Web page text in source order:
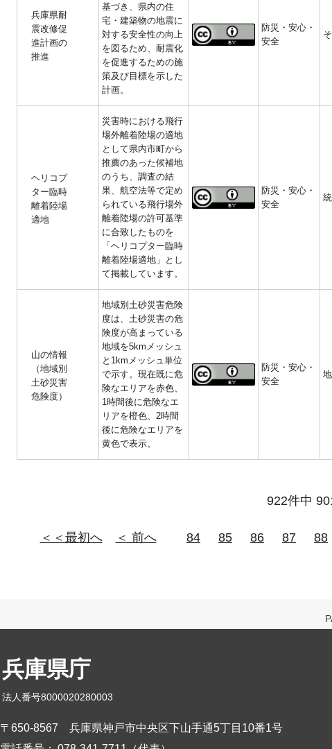
兵庫県耐
震改修促
進計画の
推進
基づき、県内の住
宅・建築物の地震に
対する安全性の向上
を図るため、耐震化
を促進するための施
策及び目標を示した
計画。
防災・安心・
安全
ヘリコプ
ター臨時
離着陸場
適地
災害時における飛行
場外離着陸場の適地
として県内市町から
推薦のあった候補地
のうち、調査の結
果、航空法等で定め
られている飛行場外
離着陸場の許可基準
に合致したものを
「ヘリコプター臨時
離着陸場適地」とし
て掲載しています。
防災・安心・
安全
山の情報
（地域別
土砂災害
危険度）
地域別土砂災害危険
度は、土砂災害の危
険度が高まっている
地域を5kmメッシュ
と1kmメッシュ単位
で示す。現在既に危
険なエリアを赤色、
1時間後に危険なエ
リアを橙色、2時間
後に危険なエリアを
黄色で表示。
防災・安心・
安全
922件中
＜＜最初へ ＜ 前へ 84 85 86 87 88
兵庫県庁
法人番号8000020280003
〒650-8567
兵庫県神戸市中央区下山手通5丁目10番1号